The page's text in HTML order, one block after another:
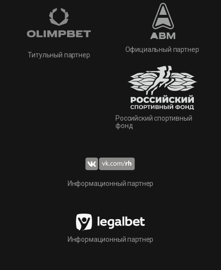
Титульный партнер
Официальный партнер
Российский спортивный
фонд
Информационный партнер
Информационный партнер